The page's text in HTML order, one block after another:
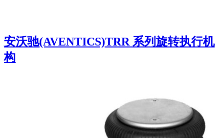
安沃驰(AVENTICS)TRR 系列旋转执行机
构